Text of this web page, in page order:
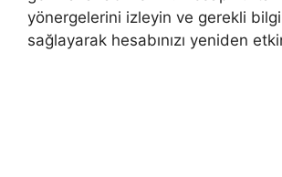
yönergelerini izleyin ve gerekli
sağlayarak hesabınızı yeniden